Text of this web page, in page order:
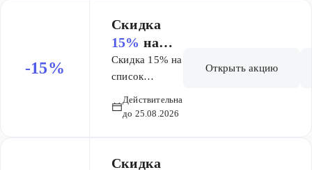
-15%
Скидка
15% на
список
товаров
бренда
Солгар
Скидка 15% на
список
бренда Солгар
Действительна
до 25.08.2026
Открыть акцию
Скидка